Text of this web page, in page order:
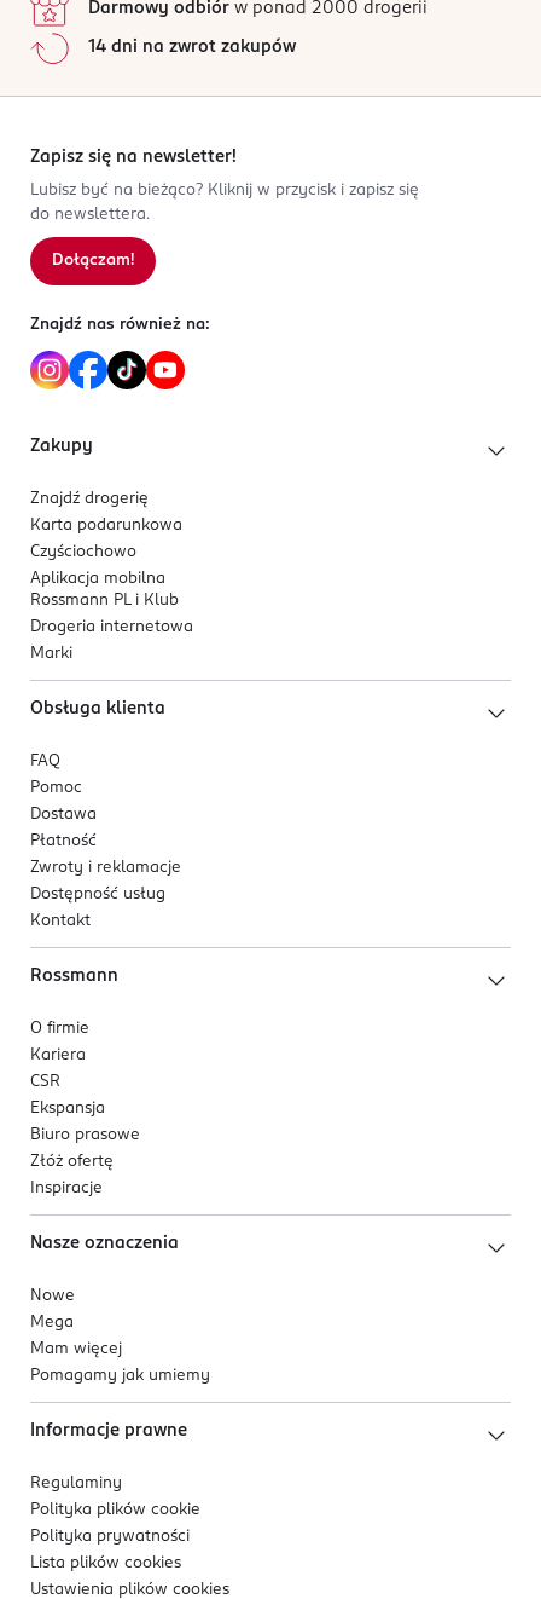
Darmowy odbiór w ponad 2000 drogerii
14 dni na zwrot zakupów
Zapisz się na newsletter!
Lubisz być na bieżąco? Kliknij w przycisk i zapisz się
do newslettera.
Dołączam!
Znajdź nas również na:
Zakupy
Znajdź drogerię
Karta podarunkowa
Czyściochowo
Aplikacja mobilna
Rossmann PL i Klub
Drogeria internetowa
Marki
Obsługa klienta
FAQ
Pomoc
Dostawa
Płatność
Zwroty i reklamacje
Dostępność usług
Kontakt
Rossmann
O firmie
Kariera
CSR
Ekspansja
Biuro prasowe
Złóż ofertę
Inspiracje
Nasze oznaczenia
Nowe
Mega
Mam więcej
Pomagamy jak umiemy
Informacje prawne
Regulaminy
Polityka plików cookie
Polityka prywatności
Lista plików cookies
Ustawienia plików cookies